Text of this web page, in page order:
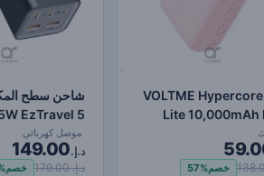
VOLTME
Lite 10,000mAh
Charging Power
خصم57%
EzTravel 5
في 1، وكابل طاقة 1…
موصل كهربائي
د.إ.149.00
د.إ. 179.00 خصم